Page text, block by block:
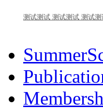
测试测试 测试测试 测试